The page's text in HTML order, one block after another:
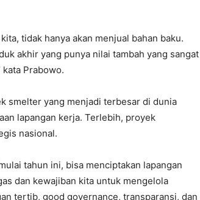
tidak hanya akan menjual bahan baku.
akhir yang punya nilai tambah yang sangat
Prabowo.
smelter yang menjadi terbesar di dunia
lapangan kerja. Terlebih, proyek
nasional.
tahun ini, bisa menciptakan lapangan
dan kewajiban kita untuk mengelola
tertib, good governance, transparansi, dan